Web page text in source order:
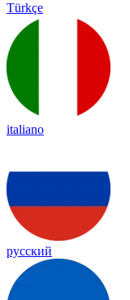
Türkçe
italiano
русский